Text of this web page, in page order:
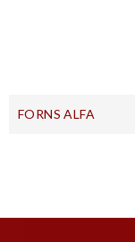
FORNS ALFA